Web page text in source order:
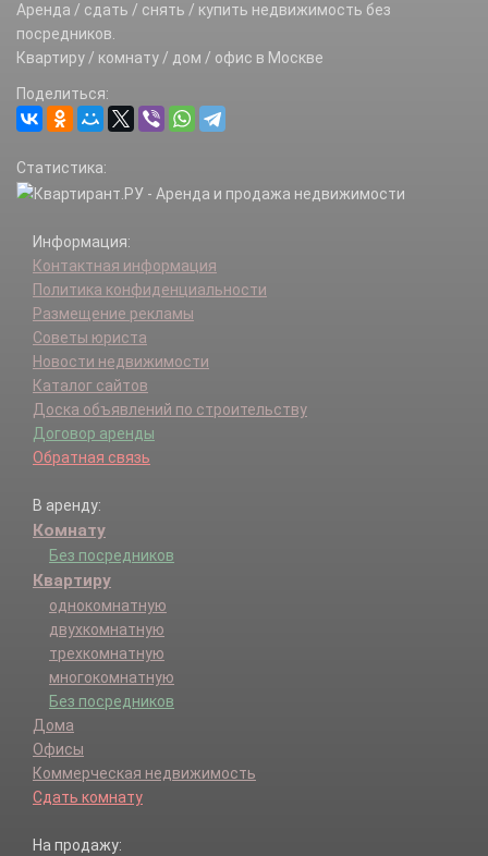
Аренда / сдать / снять / купить недвижимость без
посредников.
Квартиру / комнату / дом / офис в Москве
Поделиться:
Статистика:
Информация:
Контактная информация
Политика конфиденциальности
Размещение рекламы
Советы юриста
Новости недвижимости
Каталог сайтов
Доска объявлений по строительству
Договор аренды
Обратная связь
В аренду:
Комнату
Без посредников
Квартиру
однокомнатную
двухкомнатную
трехкомнатную
многокомнатную
Без посредников
Дома
Офисы
Коммерческая недвижимость
Сдать комнату
На продажу: